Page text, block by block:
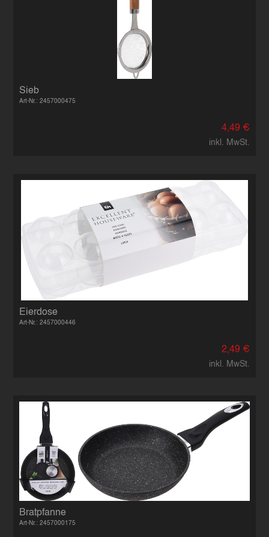
Sieb
Art-Nr.: 2457000475
4,49 €
inkl. MwSt.
Eierdose
Art-Nr.: 2457000446
2,49 €
inkl. MwSt.
Bratpfanne
Art-Nr.: 2457000175